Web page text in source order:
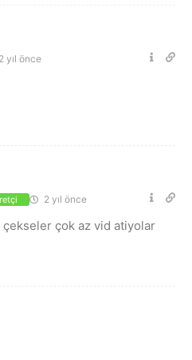
2 yıl önce
2 yıl önce
çok az vid atiyolar